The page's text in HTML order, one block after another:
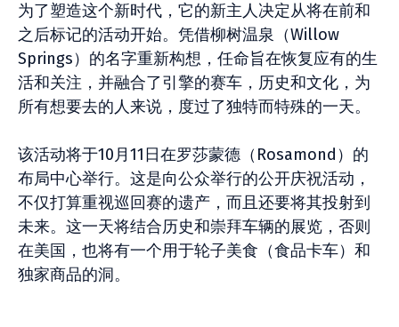
为了塑造这个新时代，它的新主人决定从将在前和
之后标记的活动开始。凭借柳树温泉（Willow
Springs）的名字重新构想，任命旨在恢复应有的生
活和关注，并融合了引擎的赛车，历史和文化，为
所有想要去的人来说，度过了独特而特殊的一天。
该活动将于10月11日在罗莎蒙德（Rosamond）的
布局中心举行。这是向公众举行的公开庆祝活动，
不仅打算重视巡回赛的遗产，而且还要将其投射到
未来。这一天将结合历史和崇拜车辆的展览，否则
在美国，也将有一个用于轮子美食（食品卡车）和
独家商品的洞。